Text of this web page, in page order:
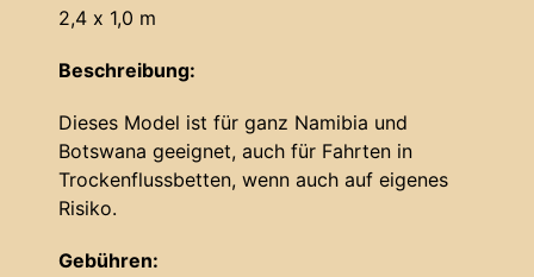
2,4 x 1,0 m
Beschreibung:
Dieses Model ist für ganz Namibia und
Botswana geeignet, auch für Fahrten in
Trockenflussbetten, wenn auch auf eigenes
Risiko.
Gebühren: